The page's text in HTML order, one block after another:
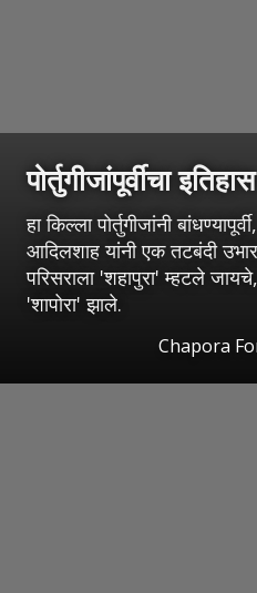
पोर्तुगीजांपूर्वीचा इतिहास
हा किल्ला पोर्तुगीजांनी
आदिलशाह यांनी एक तटबंदी
परिसराला 'शहापुरा' म्हटले
'शापोरा' झाले.
Chapora